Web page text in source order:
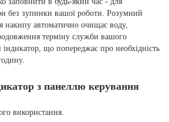
без зупинки вашої роботи. Розумний
накипу автоматично очищає воду,
терміну служби вашого
що попереджає про необхідність
з панеллю керування
використання.